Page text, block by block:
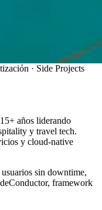
· Side Projects
años liderando
y travel tech.
y cloud-native
sin downtime,
framework